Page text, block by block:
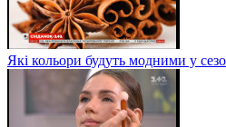
Які кольори будуть модними у